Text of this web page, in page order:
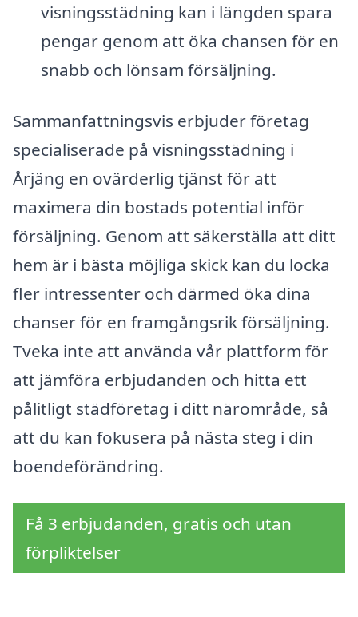
visningsstädning kan i längden spara
pengar genom att öka chansen för en
snabb och lönsam försäljning.
Sammanfattningsvis erbjuder företag
specialiserade på visningsstädning i
Årjäng en ovärderlig tjänst för att
maximera din bostads potential inför
försäljning. Genom att säkerställa att ditt
hem är i bästa möjliga skick kan du locka
fler intressenter och därmed öka dina
chanser för en framgångsrik försäljning.
Tveka inte att använda vår plattform för
att jämföra erbjudanden och hitta ett
pålitligt städföretag i ditt närområde, så
att du kan fokusera på nästa steg i din
boendeförändring.
Få 3 erbjudanden, gratis och utan
förpliktelser